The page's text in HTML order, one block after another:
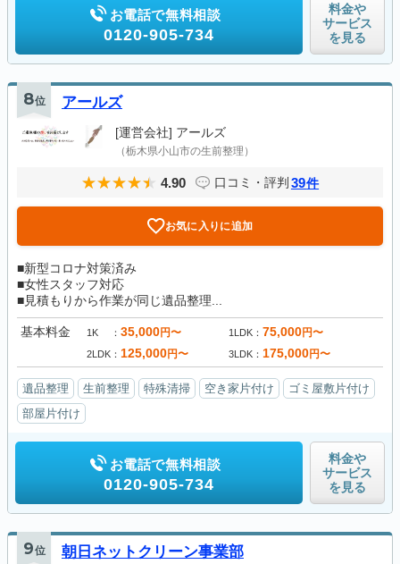
お電話で無料相談
0120-905-734
料金や
サービス
を見る
8位 アールズ
[運営会社] アールズ
（栃木県小山市の生前整理）
4.90 口コミ・評判 39件
お気に入りに追加
■新型コロナ対策済み
■女性スタッフ対応
■見積もりから作業が同じ遺品整理...
基本料金 1K 35,000円〜 1LDK 75,000円〜
2LDK 125,000円〜 3LDK 175,000円〜
遺品整理 生前整理 特殊清掃 空き家片付け
ゴミ屋敷片付け
部屋片付け
お電話で無料相談
0120-905-734
料金や
サービス
を見る
9位 朝日ネットクリーン事業部